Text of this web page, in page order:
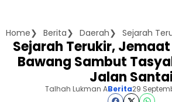
Home Berita Daerah
Sejarah Terukir,
Bawang Sambut
Jalan Santai
Talhah Lukman ABerita29